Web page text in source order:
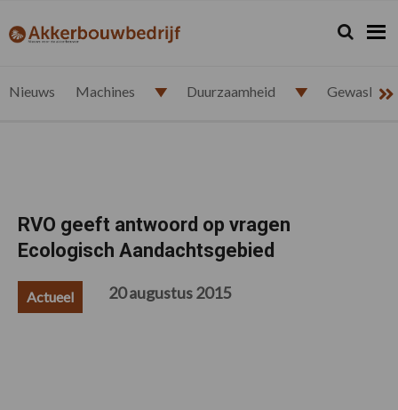
de
de
de
de
akkerbouwbedrijf.nl Zoeken...
Zoek
Nieuws Machines Duurzaamheid
RVO geeft antwoord op vragen
Ecologisch Aandachtsgebied
Actueel 20 augustus 2015